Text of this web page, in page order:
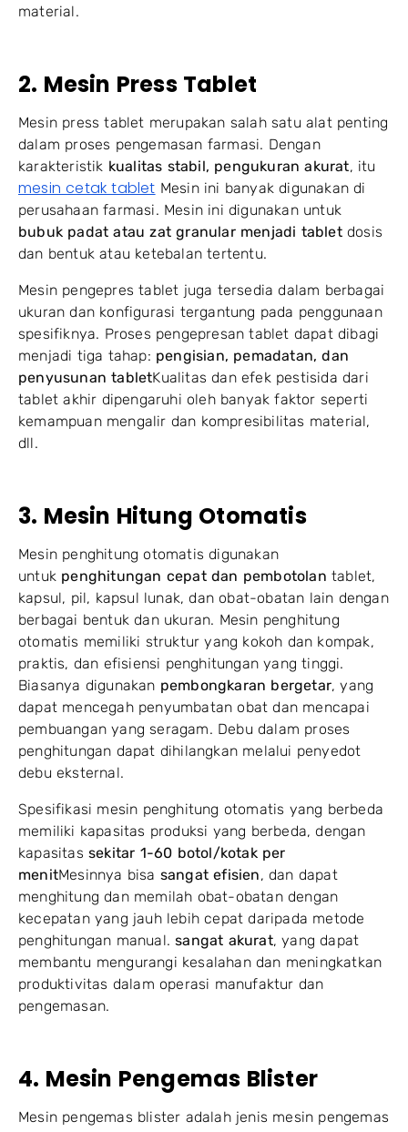
material.
2. Mesin Press Tablet
Mesin press tablet merupakan salah satu alat penting
dalam proses pengemasan farmasi. Dengan
karakteristik kualitas stabil, pengukuran akurat, itu
mesin cetak tablet Mesin ini banyak digunakan di
perusahaan farmasi. Mesin ini digunakan untuk
bubuk padat atau zat granular menjadi tabletdosis
dan bentuk atau ketebalan tertentu.
Mesin pengepres tablet juga tersedia dalam berbagai
ukuran dan konfigurasi tergantung pada penggunaan
spesifiknya. Proses pengepresan tablet dapat dibagi
menjadi tiga tahap: pengisian, pemadatan, dan
penyusunan tabletKualitas dan efek pestisida dari
tablet akhir dipengaruhi oleh banyak faktor seperti
kemampuan mengalir dan kompresibilitas material,
dll.
3. Mesin Hitung Otomatis
Mesin penghitung otomatis digunakan
untuk penghitungan cepat dan pembotolan tablet,
kapsul, pil, kapsul lunak, dan obat-obatan lain dengan
berbagai bentuk dan ukuran. Mesin penghitung
otomatis memiliki struktur yang kokoh dan kompak,
praktis, dan efisiensi penghitungan yang tinggi.
Biasanya digunakan pembongkaran bergetar, yang
dapat mencegah penyumbatan obat dan mencapai
pembuangan yang seragam. Debu dalam proses
penghitungan dapat dihilangkan melalui penyedot
debu eksternal.
Spesifikasi mesin penghitung otomatis yang berbeda
memiliki kapasitas produksi yang berbeda, dengan
kapasitas sekitar 1-60 botol/kotak per
menitMesinnya bisa sangat efisien, dan dapat
menghitung dan memilah obat-obatan dengan
kecepatan yang jauh lebih cepat daripada metode
penghitungan manual.sangat akurat, yang dapat
membantu mengurangi kesalahan dan meningkatkan
produktivitas dalam operasi manufaktur dan
pengemasan.
4. Mesin Pengemas Blister
Mesin pengemas blister adalah jenis mesin pengemas